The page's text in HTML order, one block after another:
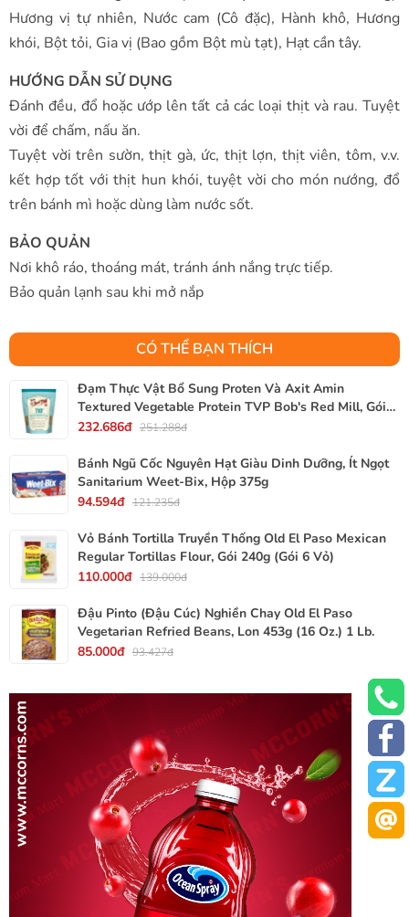
Hương vị tự nhiên, Nước cam (Cô đặc), Hành khô, Hương
khói, Bột tỏi, Gia vị (Bao gồm Bột mù tạt), Hạt cần tây.
HƯỚNG DẪN SỬ DỤNG
Đánh đều, đổ hoặc ướp lên tất cả các loại thịt và rau. Tuyệt
vời để chấm, nấu ăn.
Tuyệt vời trên sườn, thịt gà, ức, thịt lợn, thịt viên, tôm, v.v.
kết hợp tốt với thịt hun khói, tuyệt vời cho món nướng, đổ
trên bánh mì hoặc dùng làm nước sốt.
BẢO QUẢN
Nơi khô ráo, thoáng mát, tránh ánh nắng trực tiếp.
Bảo quản lạnh sau khi mở nắp
CÓ THỂ BẠN THÍCH
Đạm Thực Vật Bổ Sung Proten Và Axit Amin
Textured Vegetable Protein TVP Bob's Red Mill, Gói
340g, 12 Oz.
232.686đ 251.288đ
Bánh Ngũ Cốc Nguyên Hạt Giàu Dinh Dưỡng, Ít Ngọt
Sanitarium Weet-Bix, Hộp 375g
94.594đ 121.235đ
Vỏ Bánh Tortilla Truyền Thống Old El Paso Mexican
Regular Tortillas Flour, Gói 240g (Gói 6 Vỏ)
110.000đ 139.000đ
Đậu Pinto (Đậu Cúc) Nghiền Chay Old El Paso
Vegetarian Refried Beans, Lon 453g (16 Oz.) 1 Lb.
85.000đ 93.427đ